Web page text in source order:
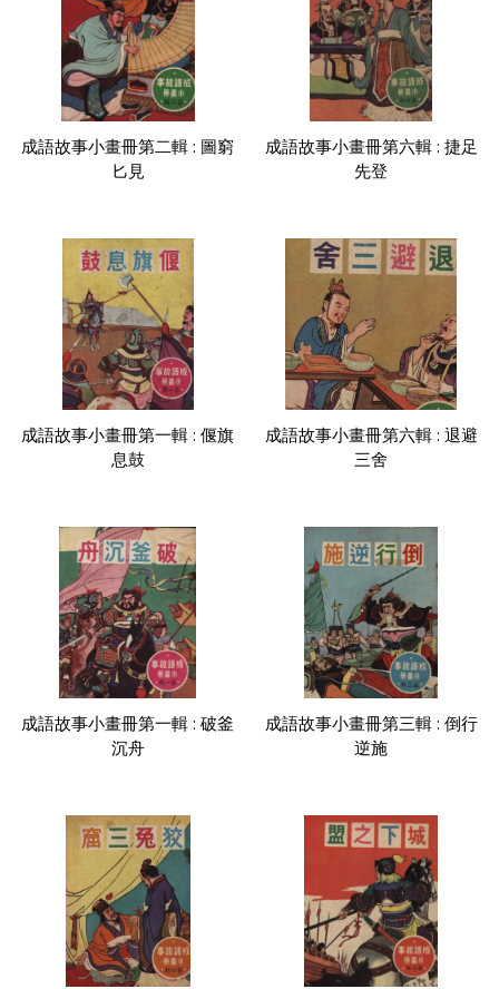
成語故事小畫冊第二輯 : 圖窮
匕見
成語故事小畫冊第六輯 : 捷足
先登
成語故事小畫冊第一輯 : 偃旗
息鼓
成語故事小畫冊第六輯 : 退避
三舍
成語故事小畫冊第一輯 : 破釜
沉舟
成語故事小畫冊第三輯 : 倒行
逆施